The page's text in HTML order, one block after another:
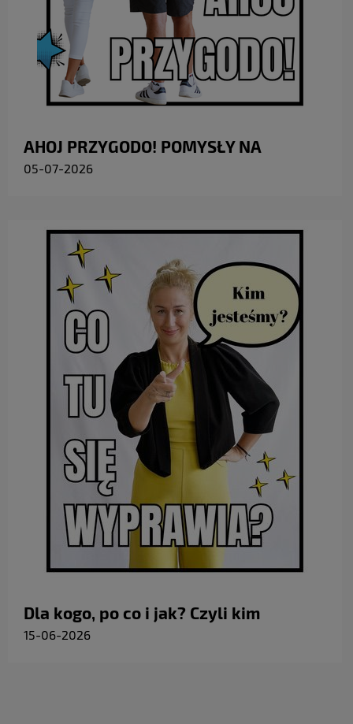
AHOJ PRZYGODO! POMYSŁY NA
PREZENTY I UPOMINKI DLA ŻEGLARZA
05-07-2026
Dla kogo, po co i jak? Czyli kim
jesteśmy i co możemy dla Ciebie
15-06-2026